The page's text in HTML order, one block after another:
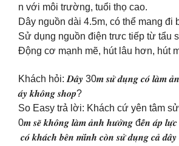
n với môi trường, tuổi thọ cao.
Dây nguồn dài 4.5m, có thể mang đi
Sử dụng nguồn điện trưc tiếp từ tẩu
Động cơ mạnh mẽ, hút lâu hơn, hút
Khách hỏi: 𝑫𝒂̂𝒚 30𝒎 𝒔𝒖̛̉ 𝒅𝒖̣𝒏𝒈 𝒄𝒐́ 𝒍𝒂̀𝒎
𝒂́𝒚 𝒌𝒉𝒐̂𝒏𝒈 𝒔𝒉𝒐𝒑?
So Easy trả lời: Khách cứ yên tâm
0𝒎 𝒔𝒆̃ 𝒌𝒉𝒐̂𝒏𝒈 𝒍𝒂̀𝒎 𝒂̉𝒏𝒉 𝒉𝒖̛𝒐̛̉𝒏𝒈 đ𝒆̂́𝒏 𝒂́𝒑
𝒄𝒐́ 𝒌𝒉𝒂́𝒄𝒉 𝒃𝒆̂𝒏 𝒎𝒊̀𝒏𝒉 𝒄𝒐̀𝒏 𝒔𝒖̛̉ 𝒅𝒖̣𝒏𝒈 𝒄𝒂̉